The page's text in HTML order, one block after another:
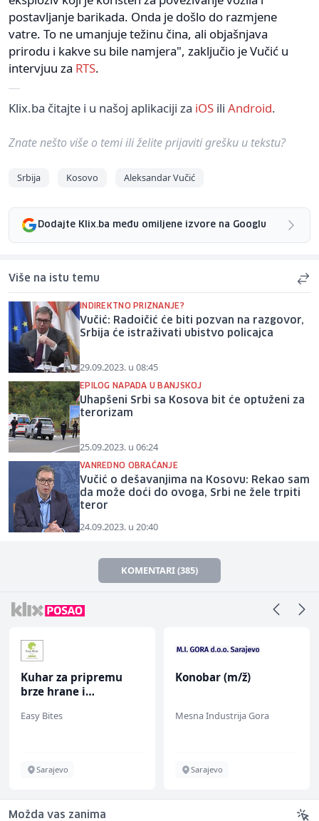
postavljanje barikada. Onda je došlo do razmjene
vatre. To ne umanjuje težinu čina, ali objašnjava
prirodu i kakve su bile namjera", zaključio je Vučić u
intervjuu za RTS.
Klix.ba čitajte i u našoj aplikaciji za iOS ili Android.
Znate nešto više o temi ili želite prijaviti grešku u tekstu?
Srbija Kosovo Aleksandar Vučić
Dodajte Klix.ba među omiljene izvore na Googlu
Više na istu temu
INDIREKTNO PRIZNANJE?
Vučić: Radoičić će biti pozvan na razgovor,
Srbija će istraživati ubistvo policajca
29.09.2023. u 08:45
EPILOG NAPADA U BANJSKOJ
Uhapšeni Srbi sa Kosova bit će optuženi za
terorizam
25.09.2023. u 06:24
VANREDNO OBRAĆANJE
Vučić o dešavanjima na Kosovu: Rekao sam
da može doći do ovoga, Srbi ne žele trpiti
teror
24.09.2023. u 20:40
KOMENTARI (385)
Kuhar za pripremu
brze hrane i
ž)
Easy Bites
Sarajevo
Konobar (m/ž)
Mesna Industrija Gora
Sarajevo
Možda vas zanima